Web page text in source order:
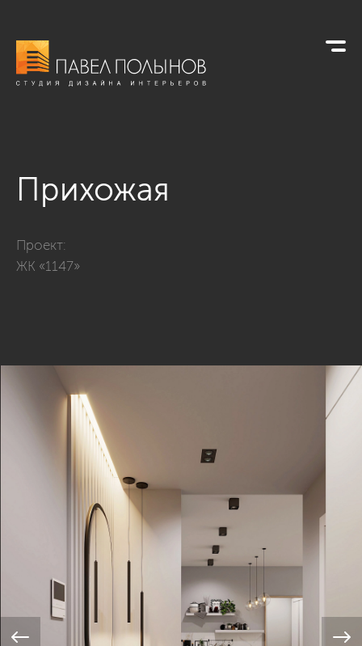
Прихожая
Проект:
ЖК «1147»